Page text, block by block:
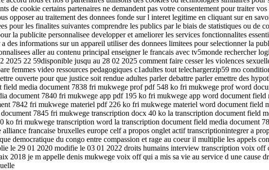
de cookie certains partenaires ne demandent pas votre consentement pour traiter
opposer au traitement des donnees fonde sur l interet legitime en cliquant sur en
pour les finalites suivantes comprendre les publics par le biais de statistiques ou de
la publicite personnalisee developper et ameliorer les services fonctionnalites
des informations sur un appareil utiliser des donnees limitees pour selectionner la
aller au contenu principal enseigner le francais avec tv5monde rechercher
22 59disponible jusqu au 28 02 2025 comment faire cesser les violences
femmes video ressources pedagogiques c1adultes tout telechargerzip59 mo
ouverte pour que justice soit rendue adultes parler debattre parler emettre des
field media document 7838 fri mukwege prof pdf 548 ko fri mukwege prof word
document 7840 fri mukwege app pdf 195 ko fri mukwege app word document
7842 fri mukwege materiel pdf 226 ko fri mukwege materiel word document field
7845 fri mukwege transcription docx 40 ko la transcription document field
fri mukwege transcription word la transcription document field media document
francaise bruxelles europe celf a propos onglet actif transcriptionintegrer a
democratique du congo entre compassion et rage au coeur il multiplie les appels
le 29 01 2020 modifie le 03 01 2022 droits humains interview transcription voix
2018 je m appelle denis mukwege voix off qui a mis sa vie au service d une cause